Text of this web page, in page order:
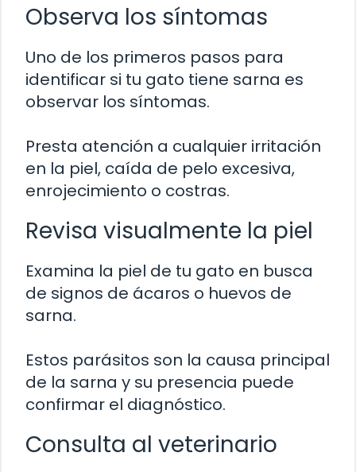
Observa los síntomas
Uno de los primeros pasos para
identificar si tu gato tiene sarna es
observar los síntomas.
Presta atención a cualquier irritación
en la piel, caída de pelo excesiva,
enrojecimiento o costras.
Revisa visualmente la piel
Examina la piel de tu gato en busca
de signos de ácaros o huevos de
sarna.
Estos parásitos son la causa principal
de la sarna y su presencia puede
confirmar el diagnóstico.
Consulta al veterinario